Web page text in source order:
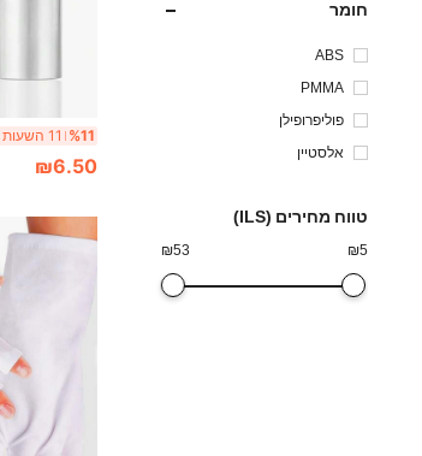
חומר
ABS
PMMA
פוליפרופילן
אלסטיין
טווח מחירים (ILS)
₪53 ₪5
%11
₪6.50